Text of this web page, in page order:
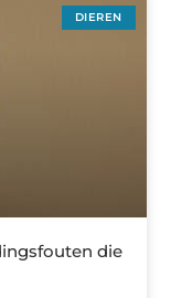
DIEREN
die